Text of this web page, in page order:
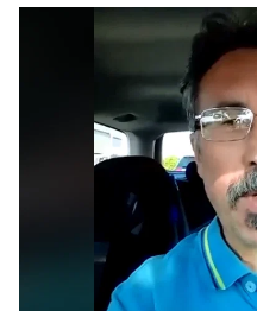
gli esami prevaccinali.